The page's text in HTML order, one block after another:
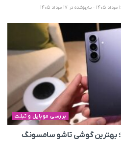
بررسی موبایل و تبلت
بررسی Galaxy Z Fold8 Ultra ؛ بهترین گوشی تاشو سامسونگ